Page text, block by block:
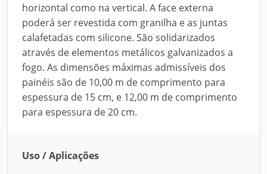
horizontal como na vertical. A face externa
poderá ser revestida com granilha e as juntas
calafetadas com silicone. São solidarizados
através de elementos metálicos galvanizados a
fogo. As dimensões máximas admissíveis dos
painéis são de 10,00 m de comprimento para
espessura de 15 cm, e 12,00 m de comprimento
para espessura de 20 cm.
Uso / Aplicações